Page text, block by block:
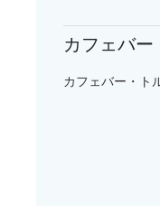
カフェバ
カフェバー・ト